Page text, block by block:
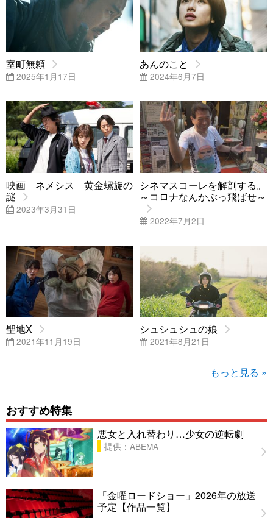
室町無頼
2025年1月17日
あんのこと
2024年6月7日
映画 ネメシス 黄金螺旋の
謎
2023年3月31日
シネマスコーレを解剖する。
～コロナなんかぶっ飛ばせ～
2022年7月2日
聖地X
2021年11月19日
シュシュシュの娘
2021年8月21日
もっと見る »
おすすめ特集
悪女と入れ替わり…少女の逆転劇
提供：ABEMA
「金曜ロードショー」2026年の放送
予定【作品一覧】